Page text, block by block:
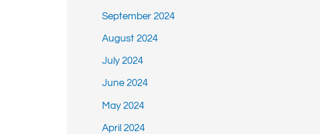
September 2024
August 2024
July 2024
June 2024
May 2024
April 2024